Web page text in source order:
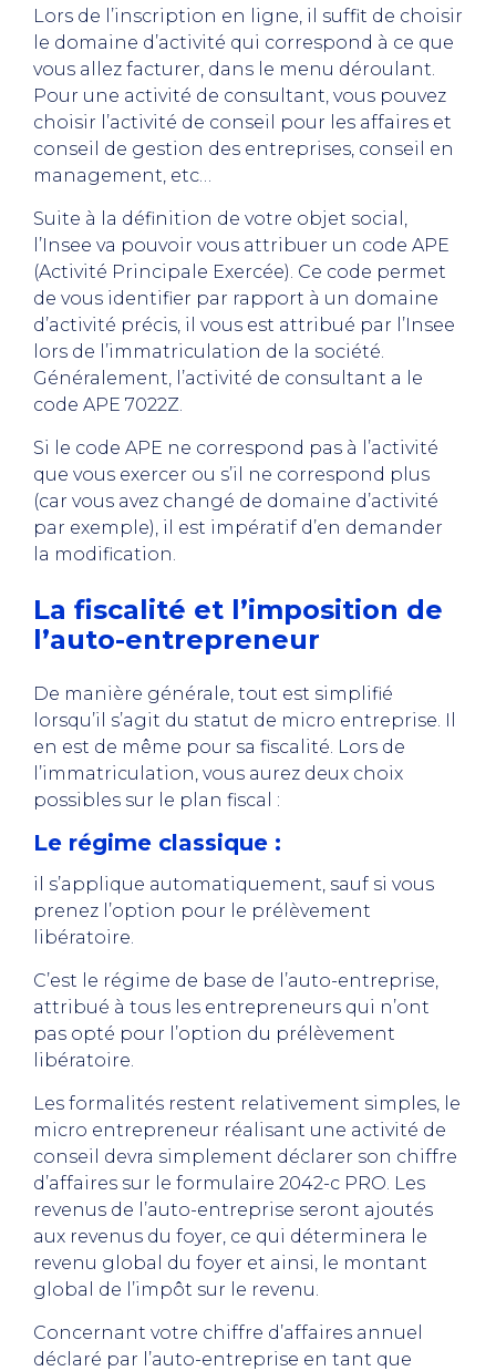
Lors de l’inscription en ligne, il suffit de choisir
le domaine d’activité qui correspond à ce que
vous allez facturer, dans le menu déroulant.
Pour une activité de consultant, vous pouvez
choisir l’activité de conseil pour les affaires et
conseil de gestion des entreprises, conseil en
management, etc…
Suite à la définition de votre objet social,
l’Insee va pouvoir vous attribuer un code APE
(Activité Principale Exercée). Ce code permet
de vous identifier par rapport à un domaine
d’activité précis, il vous est attribué par l’Insee
lors de l’immatriculation de la société.
Généralement, l’activité de consultant a le
code APE 7022Z.
Si le code APE ne correspond pas à l’activité
que vous exercer ou s’il ne correspond plus
(car vous avez changé de domaine d’activité
par exemple), il est impératif d’en demander
la modification.
La fiscalité et l’imposition de
l’auto-entrepreneur
De manière générale, tout est simplifié
lorsqu’il s’agit du statut de micro entreprise. Il
en est de même pour sa fiscalité. Lors de
l’immatriculation, vous aurez deux choix
possibles sur le plan fiscal :
Le régime classique :
il s’applique automatiquement, sauf si vous
prenez l’option pour le prélèvement
libératoire.
C’est le régime de base de l’auto-entreprise,
attribué à tous les entrepreneurs qui n’ont
pas opté pour l’option du prélèvement
libératoire.
Les formalités restent relativement simples, le
micro entrepreneur réalisant une activité de
conseil devra simplement déclarer son chiffre
d’affaires sur le formulaire 2042-c PRO. Les
revenus de l’auto-entreprise seront ajoutés
aux revenus du foyer, ce qui déterminera le
revenu global du foyer et ainsi, le montant
global de l’impôt sur le revenu.
Concernant votre chiffre d’affaires annuel
déclaré par l’auto-entreprise en tant que